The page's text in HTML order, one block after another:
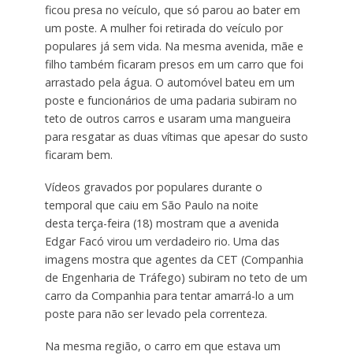
ficou presa no veículo, que só parou ao bater em
um poste. A mulher foi retirada do veículo por
populares já sem vida. Na mesma avenida, mãe e
filho também ficaram presos em um carro que foi
arrastado pela água. O automóvel bateu em um
poste e funcionários de uma padaria subiram no
teto de outros carros e usaram uma mangueira
para resgatar as duas vítimas que apesar do susto
ficaram bem.
Vídeos gravados por populares durante o
temporal que caiu em São Paulo na noite
destaterça-feira (18) mostram que a avenida
Edgar Facó virou um verdadeiro rio. Uma das
imagens mostra que agentes da CET (Companhia
de Engenharia de Tráfego) subiram no teto de um
carro da Companhia para tentar amarrá-lo a um
poste para não ser levado pela correnteza.
Na mesma região, o carro em que estava um